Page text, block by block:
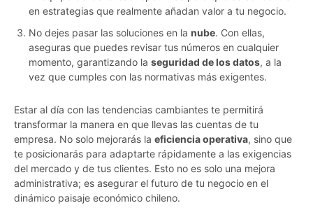
en estrategias que realmente añadan valor a tu negocio.
No dejes pasar las soluciones en la nube. Con ellas,
aseguras que puedes revisar tus números en cualquier
momento, garantizando la seguridad de los datos, a la
vez que cumples con las normativas más exigentes.
Estar al día con las tendencias cambiantes te permitirá
transformar la manera en que llevas las cuentas de tu
empresa. No solo mejorarás la eficiencia operativa, sino que
te posicionarás para adaptarte rápidamente a las exigencias
del mercado y de tus clientes. Esto no es solo una mejora
administrativa; es asegurar el futuro de tu negocio en el
dinámico paisaje económico chileno.